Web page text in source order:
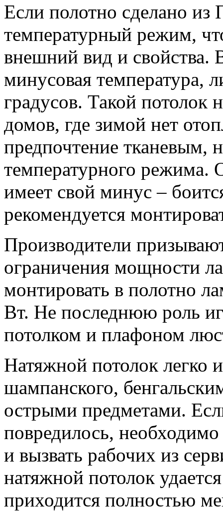
Если полотно сделано
температурный режим,
внешний вид и
минусовая температура,
градусов. Такой потолок
домов, где зимой нет
предпочтение тканевым,
температурного режима.
имеет свой минус –
рекомендуется
Производители
ограничения мощности
монтировать в полотно
Вт. Не последнюю роль
потолком и плафоном
Натяжной потолок легко
шампанского,
острыми предметами.
повредилось,
и вызвать рабочих из
натяжной потолок
приходится полностью